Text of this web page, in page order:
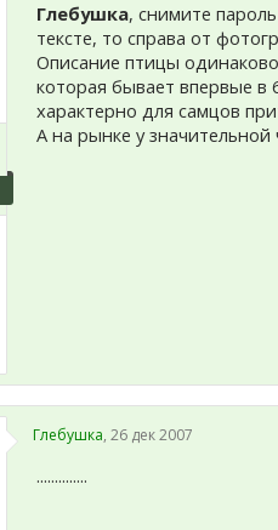
Глебушка, снимите
тексте, то справа от
Описание птицы
которая бывает впервые в
характерно для самцов
А на рынке у
Глебушка, 26 дек 2007
..............